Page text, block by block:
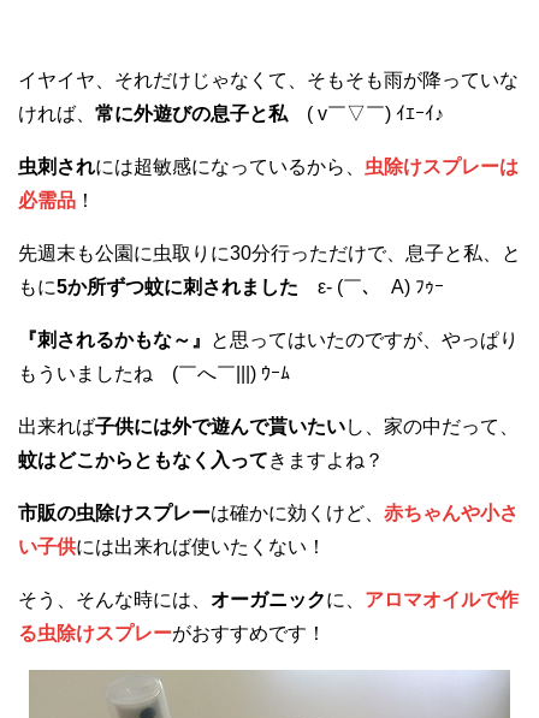
イヤイヤ、それだけじゃなくて、そもそも雨が降っていな
ければ、 常に外遊びの息子と私 ( v￣▽￣) ｲｴｰｲ♪
虫刺されには超敏感になっているから、 虫除けスプレーは
必需品 ！
先週末も公園に虫取りに30分行っただけで、息子と私、と
もに5か所ずつ蚊に刺されました ε- (￣､￣A) ﾌｩｰ
『刺されるかもな～』
と思ってはいたのですが、やっぱり
もういましたね (￣へ￣|||) ｳｰﾑ
出来れば子供には外で遊んで貰いたいし、家の中だって、
蚊はどこからともなく入ってきますよね？
市販の虫除けスプレーは確かに効くけど、 赤ちゃんや小さ
い子供には出来れば使いたくない！
そう、そんな時には、 オーガニックに、 アロマオイルで作
る虫除けスプレーがおすすめです！